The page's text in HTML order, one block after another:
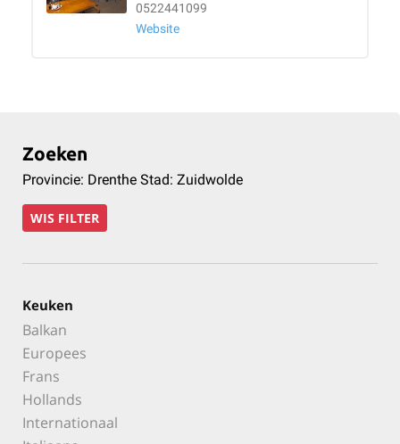
0522441099
Website
Zoeken
Provincie: Drenthe Stad: Zuidwolde
WIS FILTER
Keuken
Balkan
Europees
Frans
Hollands
Internationaal